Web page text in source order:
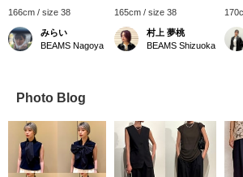
166cm / size 38
みらい
BEAMS Nagoya
165cm / size 38
村上 夢桃
BEAMS Shizuoka
Photo Blog